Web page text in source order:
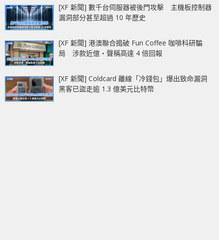
[XF 新聞] 數千台伺服器被後門攻擊 主機板控制器
漏洞部分甚至超過 10 年歷史
[XF 新聞] 港澳聯合搗破 Fun Coffee 咖啡科研騙
局 涉款近億‧聲稱高達 4 倍回報
[XF 新聞] Coldcard 離線「冷錢包」爆出致命漏洞
黑客已盜走逾 1.3 億美元比特幣